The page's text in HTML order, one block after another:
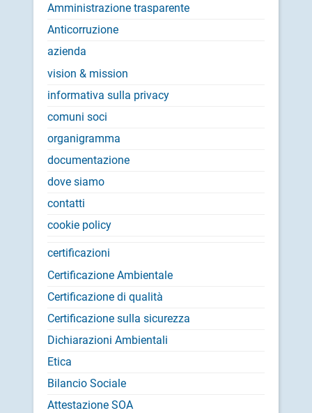
Amministrazione trasparente
Anticorruzione
azienda
vision & mission
informativa sulla privacy
comuni soci
organigramma
documentazione
dove siamo
contatti
cookie policy
certificazioni
Certificazione Ambientale
Certificazione di qualità
Certificazione sulla sicurezza
Dichiarazioni Ambientali
Etica
Bilancio Sociale
Attestazione SOA